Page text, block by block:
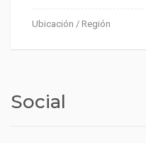
Ubicación / Región
Social